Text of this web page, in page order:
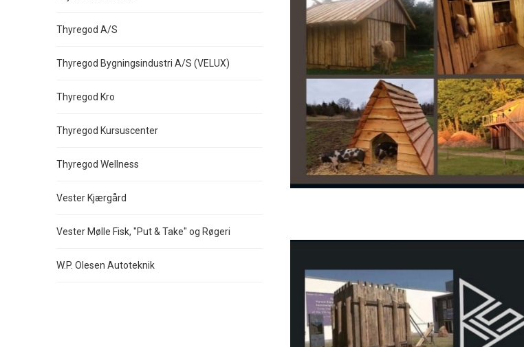
Thyregod A/S
Thyregod Bygningsindustri A/S (VELUX)
Thyregod Kro
Thyregod Kursuscenter
Thyregod Wellness
Vester Kjærgård
Vester Mølle Fisk, "Put & Take" og Røgeri
W.P. Olesen Autoteknik